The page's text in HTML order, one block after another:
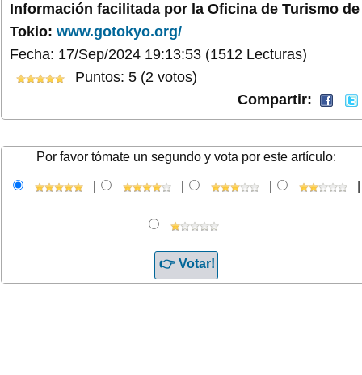
Información facilitada por la Oficina de Turismo de
Tokio: www.gotokyo.org/
Fecha: 17/Sep/2024 19:13:53 (1512 Lecturas)
Puntos: 5 (2 votos)
Compartir:
Por favor tómate un segundo y vota por este artículo: